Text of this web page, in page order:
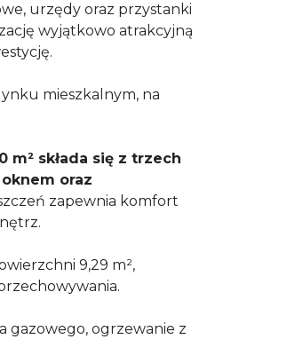
urzędy oraz przystanki
wyjątkowo atrakcyjną
mieszkalnym, na
m² składa się z trzech
oraz
zapewnia komfort
9,29 m²,
gazowego, ogrzewanie z